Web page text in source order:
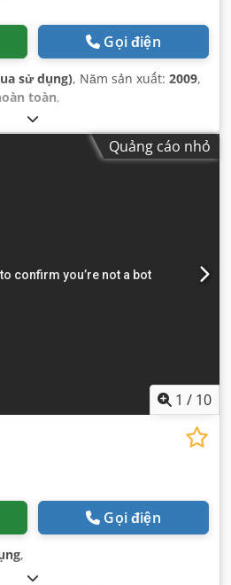
Gọi điện
sử dụng), Năm sản xuất: 2009,
toàn,
Quảng cáo nhỏ
1 / 10
Gọi điện
,